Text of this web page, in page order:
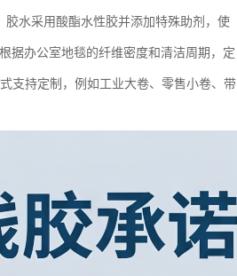
水采用酸酯水性胶并添加特殊助剂，使
据办公室地毯的纤维密度和清洁周期，定
支持定制，例如工业大卷、零售小卷、带